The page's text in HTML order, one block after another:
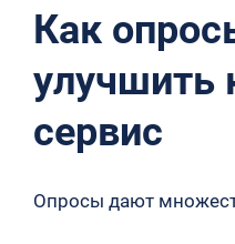
Как
улучшить
сервис
Опросы дают